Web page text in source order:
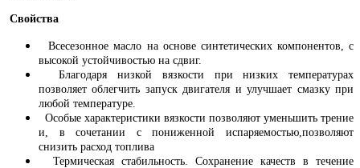
Свойства
Всесезонное масло на основе синтетических компонентов, с
высокой устойчивостью на сдвиг.
Благодаря низкой вязкости при низких температурах
позволяет облегчить запуск двигателя и улучшает смазку при
любой температуре.
Особые характеристики вязкости позволяют уменьшить трение
и, в сочетании с пониженной испаряемостью,позволяют
снизить расход топлива
Термическая стабильность. Сохранение качеств в течение